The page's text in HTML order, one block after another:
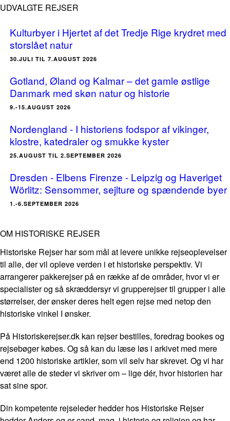
UDVALGTE REJSER
Kulturbyer i Hjertet af det Tredje Rige krydret med
storslået natur
30.JULI TIL 7.AUGUST 2026
Gotland, Øland og Kalmar – det gamle østlige
Danmark med skøn natur og historie
9.-15.AUGUST 2026
Nordengland - I historiens fodspor af vikinger,
klostre, katedraler og smukke kyster
25.AUGUST TIL 2.SEPTEMBER 2026
Dresden - Elbens Firenze - Leipzig og Haveriget
Wörlitz: Sensommer, sejlture og spændende byer
1.-6.SEPTEMBER 2026
OM HISTORISKE REJSER
Historiske Rejser har som mål at levere unikke rejseoplevelser
til alle, der vil opleve verden i et historiske perspektiv. Vi
arrangerer pakkerejser på en række af de områder, hvor vi er
specialister og så skræddersyr vi grupperejser til grupper i alle
størrelser, der ønsker deres helt egen rejse med netop den
historiske vinkel I ønsker.
På Historiskerejser.dk kan rejser bestilles, foredrag bookes og
rejsebøger købes. Og så kan du læse løs i arkivet med mere
end 1200 historiske artikler, som vil selv har skrevet. Og vi har
været alle de steder vi skriver om – lige dér, hvor historien har
sat sine spor.
Din kompetente rejseleder hedder hos Historiske Rejser